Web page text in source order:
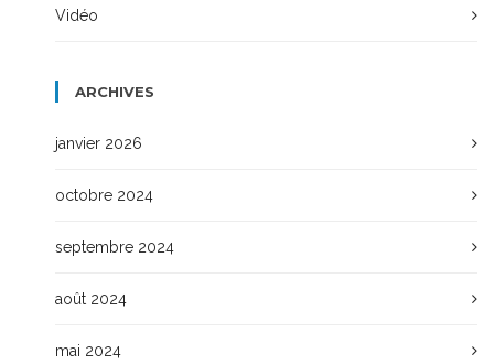
Vidéo
ARCHIVES
janvier 2026
octobre 2024
septembre 2024
août 2024
mai 2024